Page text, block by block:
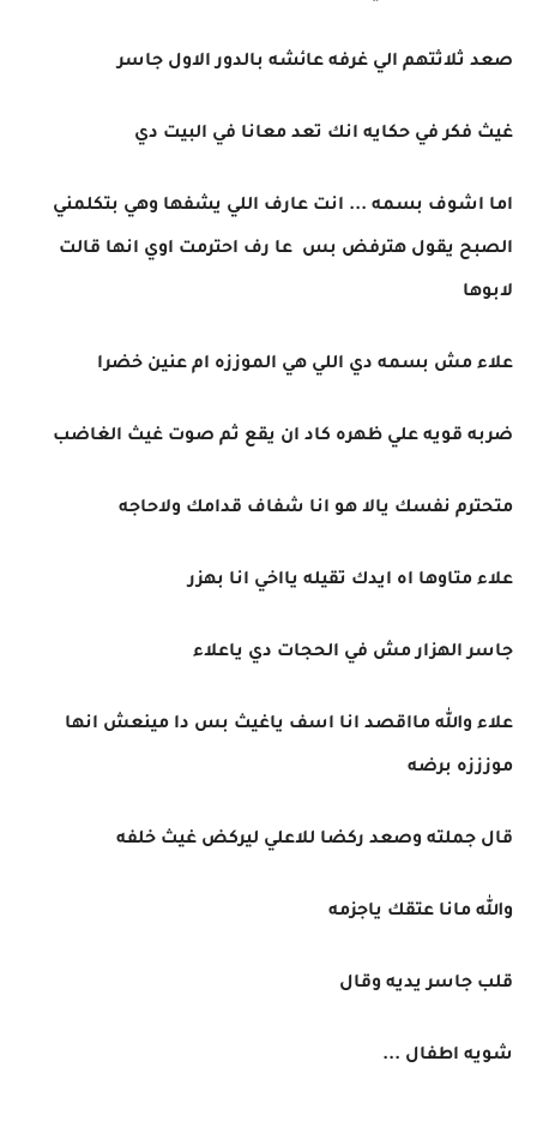
صعد ثلاثتهم الي غرفه عائشه بالدور الاول جاسر
غيث فكر في حكايه انك تعد معانا في البيت دي
اما اشوف بسمه ... انت عارف اللي يشفها وهي بتكلمني
الصبح يقول هترفض بس عا رف احترمت اوي انها قالت
لابوها
علاء مش بسمه دي اللي هي الموززه ام عنين خضرا
ضربه قويه علي ظهره كاد ان يقع ثم صوت غيث الغاضب
متحترم نفسك يالا هو انا شفاف قدامك ولاحاجه
علاء متاوها اه ايدك تقيله يااخي انا بهزر
جاسر الهزار مش في الحجات دي ياعلاء
علاء والله مااقصد انا اسف ياغيث بس دا مينعش انها
موزززه برضه
قال جملته وصعد ركضا للاعلي ليركض غيث خلفه
والله مانا عتقك ياجزمه
قلب جاسر يديه وقال
شويه اطفال ...